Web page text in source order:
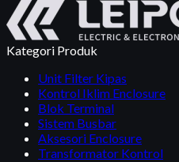
Kategori Produk
Unit Filter Kipas
Kontrol Iklim Enclosure
Blok Terminal
Sistem Busbar
Aksesori Enclosure
Transformator Kontrol